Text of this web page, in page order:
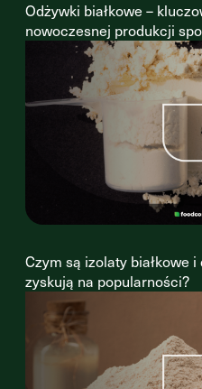
Odżywki białkowe –
nowoczesnej produkcji
Czym są izolaty białkowe
zyskują na popularności?